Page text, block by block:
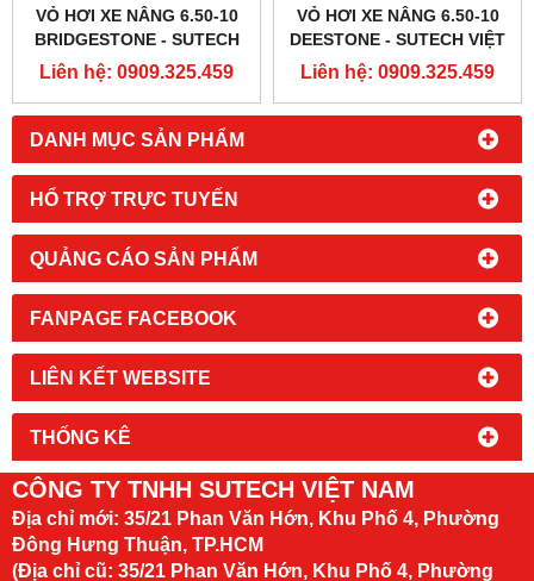
DANH MỤC SẢN PHẨM
HỔ TRỢ TRỰC TUYẾN
QUẢNG CÁO SẢN PHẨM
FANPAGE FACEBOOK
LIÊN KẾT WEBSITE
THỐNG KÊ
VỎ HƠI XE NÂNG 6.50-10
BRIDGESTONE - SUTECH
VIỆT NAM
Liên hệ: 0909.325.459
VỎ HƠI XE NÂNG 6.50-10
DEESTONE - SUTECH VIỆT
NAM
Liên hệ: 0909.325.459
CÔNG TY TNHH SUTECH VIỆT NAM
Địa chỉ mới: 35/21 Phan Văn Hớn, Khu Phố 4, Phường
Đông Hưng Thuận, TP.HCM
(Địa chỉ cũ: 35/21 Phan Văn Hớn, Khu Phố 4, Phường